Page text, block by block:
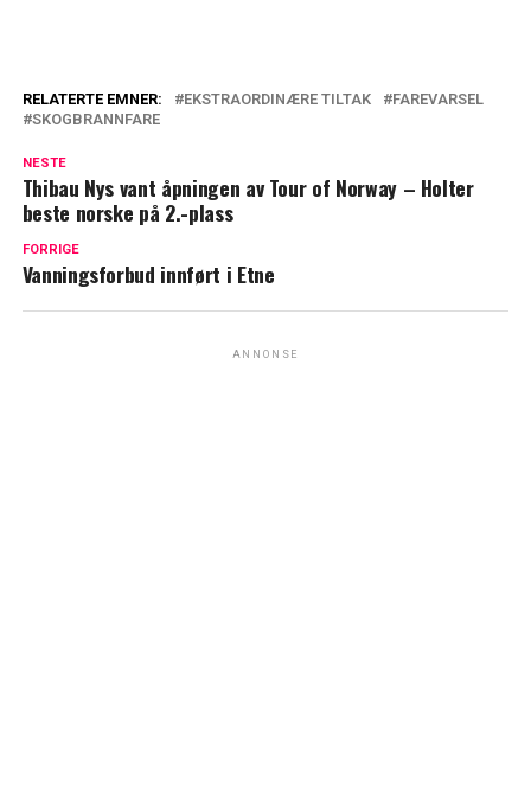
RELATERTE EMNER: EKSTRAORDINÆRE TILTAK
FAREVARSEL
SKOGBRANNFARE
NESTE
Thibau Nys vant åpningen av Tour of Norway – Holter
beste norske på 2.-plass
FORRIGE
Vanningsforbud innført i Etne
ANNONSE